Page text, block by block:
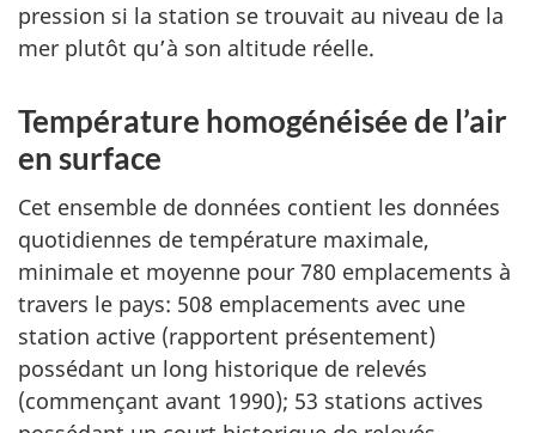
pression si la station se trouvait au niveau de la
mer plutôt qu’à son altitude réelle.
Température homogénéisée de l’air
en surface
Cet ensemble de données contient les données
quotidiennes de température maximale,
minimale et moyenne pour 780 emplacements à
travers le pays: 508 emplacements avec une
station active (rapportent présentement)
possédant un long historique de relevés
(commençant avant 1990); 53 stations actives